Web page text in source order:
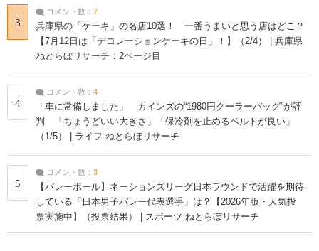
3
コメント数： 7
兵庫県の「ケーキ」の名店10選！ 一番うまいと思う店はどこ？
【7月12日は「デコレーションケーキの日」！】（2/4） | 兵庫県
ねとらぼリサーチ：2ページ目
4
コメント数： 4
「車に常備しました」 カインズの“1980円クーラーバッグ”が評
判 「ちょうどいい大きさ」「保冷剤を止めるベルトが良い」
（1/5） | ライフ ねとらぼリサーチ
5
コメント数： 3
【バレーボール】ネーションズリーグ日本ラウンドで活躍を期待
している「日本男子バレー代表選手」は？【2026年版・人気投
票実施中】（投票結果） | スポーツ ねとらぼリサーチ